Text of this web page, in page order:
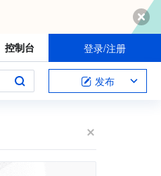
控制台 登录/注册
发布